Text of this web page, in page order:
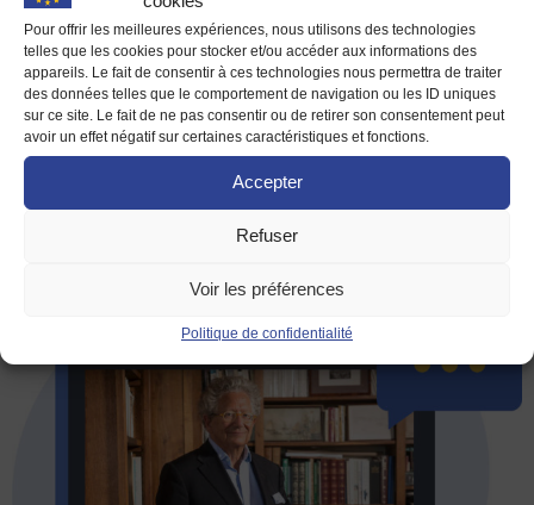
Pour offrir les meilleures expériences, nous utilisons des technologies
telles que les cookies pour stocker et/ou accéder aux informations des
appareils. Le fait de consentir à ces technologies nous permettra de traiter
des données telles que le comportement de navigation ou les ID uniques
sur ce site. Le fait de ne pas consentir ou de retirer son consentement peut
avoir un effet négatif sur certaines caractéristiques et fonctions.
Accepter
Refuser
Voir les préférences
Politique de confidentialité
laisse espérer une normalisation des relations et un retour à
plus de multilatéralisme, l’Europe et les USA auront toujours
des intérêts divergents. Quelques tweets : Ce que cette
élection peut laisser espérer aux européens : Un retour […]
[WEB-CONFERENCE]
L’Amérique de Joe Biden et le
monde en 2021